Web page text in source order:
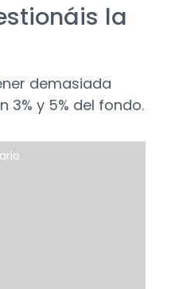
la
demasiada
3% y 5% del fondo.